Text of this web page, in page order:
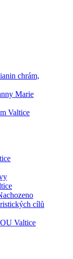
chrám,
Marie
Valtice
cílů
Valtice